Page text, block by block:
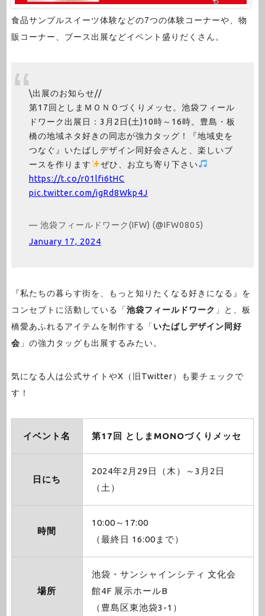
食品サンプルスイーツ体験などの7つの体験コーナーや、物
販コーナー、ブース出展などイベント盛りだくさん。
\出展のお知らせ//
第17回としまＭＯＮＯづくりメッセ。池袋フィール
ドワーク出展日：3月2日(土)10時～16時。豊島・板
橋の地域ネタ好きの同志が強力タッグ！『地域史を
つなぐ』いたばしデザイン同好会さんと、楽しいブ
ースを作ります
ぜひ、お立ち寄り下さい
https://t.co/r01lfi6tHC
pic.twitter.com/igRd8Wkp4J
— 池袋フィールドワーク(IFW) (@IFW0805)
January 17, 2024
『私たちの暮らす街を、もっと知りたくなる好きになる』を
コンセプトに活動している「池袋フィールドワーク 」と、板
橋愛あふれるアイテムを制作する「いたばしデザイン同好
会 」の強力タッグも出展するみたい。
気になる人は公式サイトやX（旧Twitter）も要チェックで
す！
イベント名 第17回 としまMONOづくりメッセ
日にち
2024年2月29日（木）～3月2日
（土）
時間
10:00～17:00
（最終日 16:00まで）
場所
池袋・サンシャインシティ 文化会
館4F 展示ホールB
（豊島区東池袋3-1）